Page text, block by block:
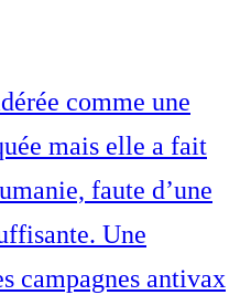
comme une
mais elle a fait
faute d’une
Une
campagnes antivax